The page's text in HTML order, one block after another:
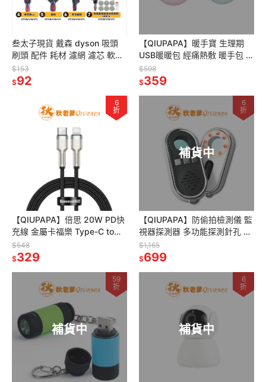
叁太子現貨 戴森 dyson 吸頭
刷頭 配件 耗材 濾網 濾芯 軟管
壁掛架 過濾棒 轉接 擴充座 副
廠
$153
$92
【QIUPAPA】暖手寶 生理期
USB暖暖包 經痛熱敷 暖手包 萌
耳朵可愛幸運石造型 聖誕節 交
換禮物
$598
$359
6
折
【QIUPAPA】倍思 20W PD快
充線 金屬卡福樂 Type-C to
iPhone PD快充 PD充電線 PD
線
$548
$329
補貨中
6
折
【QIUPAPA】防偷拍檢測儀 監
視器探測器 多功能探測針孔 防
盜報警儀 專業紅外探測器 反針
孔監視器 防偷拍神器
$1,165
$699
補貨中
59
折
補貨中
6
折